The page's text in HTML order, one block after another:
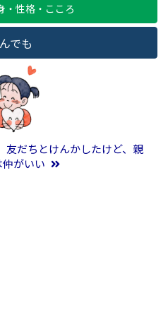
・性格・こころ
でも
ン
だちとけんかしたけど、親
がいい